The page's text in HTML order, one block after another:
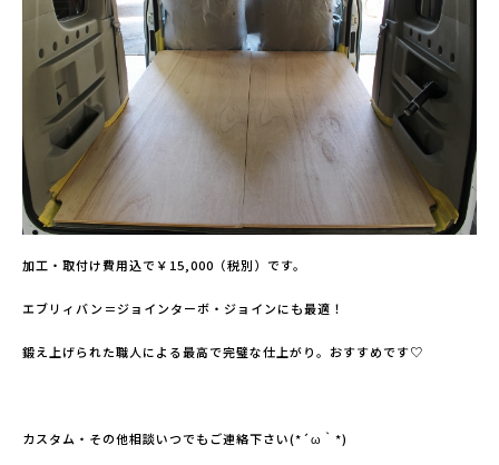
加工・取付け費用込で￥15,000（税別）です。
エブリィバン＝ジョインターボ・ジョインにも最適！
鍛え上げられた職人による最高で完璧な仕上がり。おすすめです♡
カスタム・その他相談いつでもご連絡下さい(*´ω｀*)